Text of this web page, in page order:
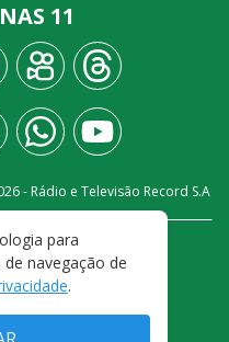
11
- Rádio e Televisão Record S.A
PRIVACIDADE
DE USO
para
navegação de
.